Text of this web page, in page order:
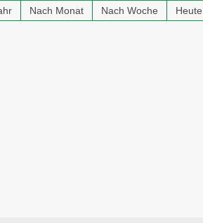
Nach Monat Nach Woche Heute